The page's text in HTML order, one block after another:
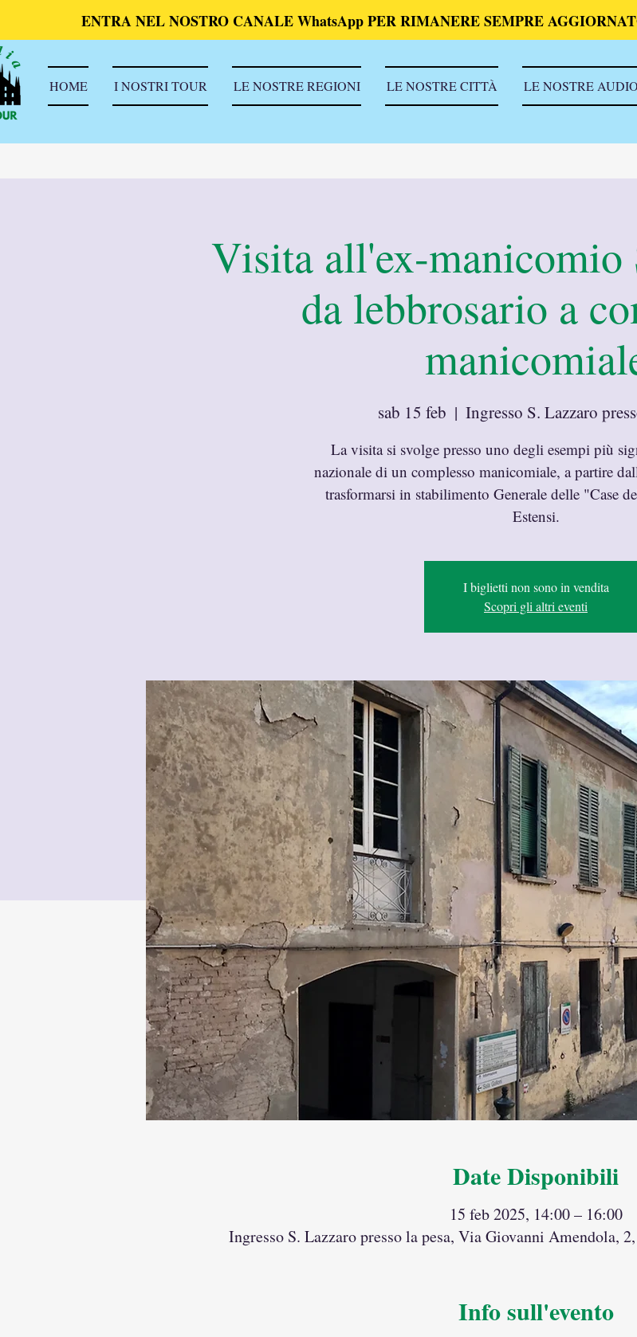
ENTRA NEL NOSTRO CANALE WhatsApp PER RIMANERE SEMPRE
HOME I NOSTRI TOUR LE NOSTRE REGIONI LE NOSTRE CITTÀ LE NOSTRE
Visita all'ex-manicomio
da lebbrosario a
sab 15 feb
  |
Ingresso S. Lazzaro
La visita si svolge presso uno degli esempi più
nazionale di un complesso manicomiale, a partire
trasformarsi in stabilimento Generale delle "Case
Estensi.
I biglietti non sono in vendita
Scopri gli altri eventi
Date Disponibili
15 feb 2025, 14:00 – 16:00
Ingresso S. Lazzaro presso la pesa, Via Giovanni Amendola,
Info sull'evento